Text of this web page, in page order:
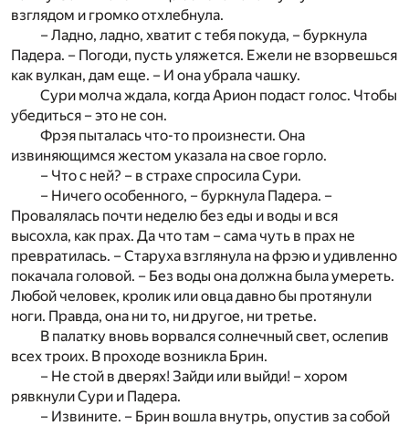
взглядом и громко отхлебнула.
– Ладно, ладно, хватит с тебя покуда, – буркнула
Падера. – Погоди, пусть уляжется. Ежели не взорвешься
как вулкан, дам еще. – И она убрала чашку.
Сури молча ждала, когда Арион подаст голос. Чтобы
убедиться – это не сон.
Фрэя пыталась что-то произнести. Она
извиняющимся жестом указала на свое горло.
– Что с ней? – в страхе спросила Сури.
– Ничего особенного, – буркнула Падера. –
Провалялась почти неделю без еды и воды и вся
высохла, как прах. Да что там – сама чуть в прах не
превратилась. – Старуха взглянула на фрэю и удивленно
покачала головой. – Без воды она должна была умереть.
Любой человек, кролик или овца давно бы протянули
ноги. Правда, она ни то, ни другое, ни третье.
В палатку вновь ворвался солнечный свет, ослепив
всех троих. В проходе возникла Брин.
– Не стой в дверях! Зайди или выйди! – хором
рявкнули Сури и Падера.
– Извините. – Брин вошла внутрь, опустив за собой